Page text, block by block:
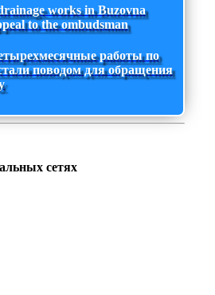
works in Buzovna
to the ombudsman
работы по
поводом для обращения
сетях